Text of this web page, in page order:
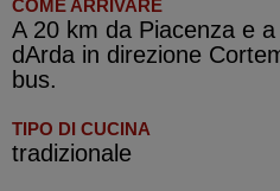
COME ARRIVARE
A 20 km da Piacenza e
dArda in direzione
bus.
TIPO DI CUCINA
tradizionale